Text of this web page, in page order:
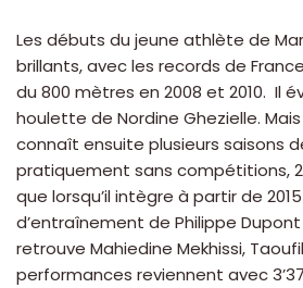
Les débuts du jeune athlète de
brillants, avec les records de
du 800 mètres en 2008 et 2010. Il
houlette de Nordine Ghezielle.
connaît ensuite plusieurs saisons
pratiquement sans compétitions,
que lorsqu’il intègre à partir de
d’entraînement de Philippe Dupont
retrouve Mahiedine Mekhissi,
performances reviennent avec